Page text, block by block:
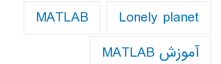
Lonely planet
MATLAB
آموزش MATLAB